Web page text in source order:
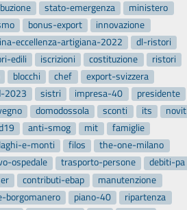
stato-emergenza
ministero
bonus-export
innovazione
eccellenza-artigiana-2022
dl-ristori
edili
iscrizioni costituzione
ristori
blocchi chef
export-svizzera
2023
sistri impresa-40
presidente
domodossola sconti its
novit
anti-smog mit
famiglie
e-monti
filos
the-one-milano
ospedale
trasporto-persone
debiti-pa
contributi-ebap
manutenzione
borgomanero
piano-40
ripartenza